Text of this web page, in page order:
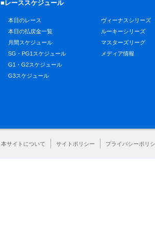
■レーススケジュール
本日のレース
本日の払戻金一覧
月間スケジュール
SG・PG1スケジュール
G1・G2スケジュール
G3スケジュール
ヴィーナスシリーズ
ルーキーシリーズ
マスターズリーグ
メディア情報
本サイトについて サイトポリシー プライバシーポリ